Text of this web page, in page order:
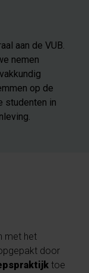
aan de VUB.
nemen
op de
studenten in
met het
door
toe